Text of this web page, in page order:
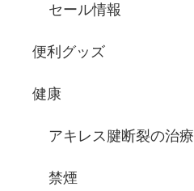
セール情報
便利グッズ
健康
アキレス腱断裂の治療
禁煙